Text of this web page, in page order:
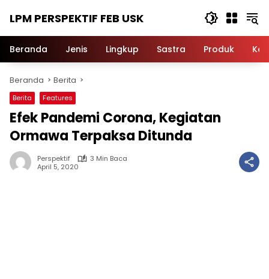
LPM PERSPEKTIF FEB USK
Beranda Jenis Lingkup Sastra Produk
Beranda Berita
Berita Features
Efek Pandemi Corona, Kegiatan
Ormawa Terpaksa Ditunda
Perspektif
3 Min Baca
April 5, 2020